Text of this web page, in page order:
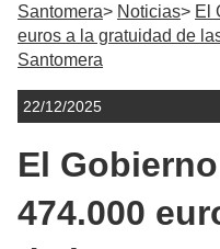
Santomera Noticias
El
euros a la gratuidad de
Santomera
22/12/2025
El
474.000